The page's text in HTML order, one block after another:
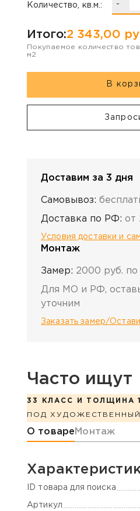
Количество, кв.м.: -
Итого:2 343,00
Покупаемое количество
м2
В
Доставим за 3 дня
Самовывоз:
Доставка по РФ: от
Условия доставки и
Монтаж
Замер: 2000 руб.
Для МО и РФ,
уточним
Заказать замер/
Часто ищут
33 КЛАСС И ТОЛЩИНА
ПОД ХУДОЖЕСТВЕННЫЙ
Информация
О товаре Монтаж
ID товара для поиска
Артикул